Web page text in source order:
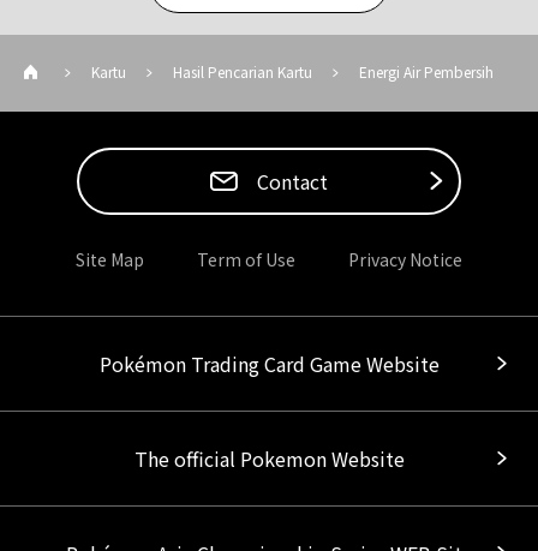
Kartu Hasil Pencarian Kartu Energi Air Pembersih
Contact
Site Map Term of Use Privacy Notice
Pokémon Trading Card Game Website
The official Pokemon Website